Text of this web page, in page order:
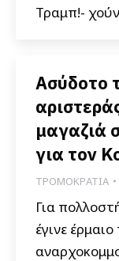
Τραμπ!-
Ασύδοτο
μαγαζιά
για τον
ΤΡΟΜΟΚΡΑΤΙΑ
Για
έγινε